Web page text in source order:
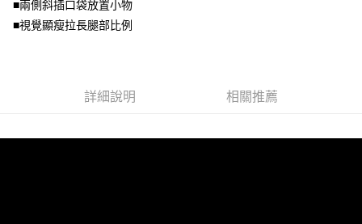
資料（包含姓名、電話或地址）提供予台灣大哥大進項蒐集、處理及利用，
後付繳納相關費用。
※ 交易是否成功請以「AFTEE先享後付 」之結帳頁面顯示為準，若有關於
１．透過由恩沛科技股份有限公司提供之「AFTEE先享後付」服務完成之交
２．關於個人資料處理事宜，請瀏覽以下網址：
付款後7-11取貨
每筆NT$100，滿NT$1,000(含以上)免運費
■兩側斜插口袋放置小物
■視覺顯瘦拉長腿部比例
詳細說明 相關推薦